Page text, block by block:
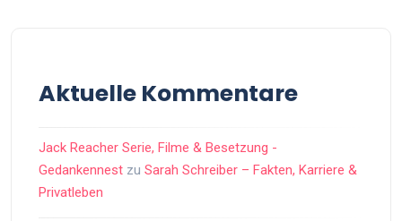
Aktuelle Kommentare
Jack Reacher Serie, Filme & Besetzung -
Gedankennest zu Sarah Schreiber – Fakten, Karriere &
Privatleben